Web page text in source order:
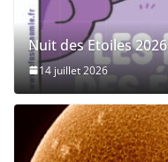
Nuit des Etoiles 2026
14 juillet 2026